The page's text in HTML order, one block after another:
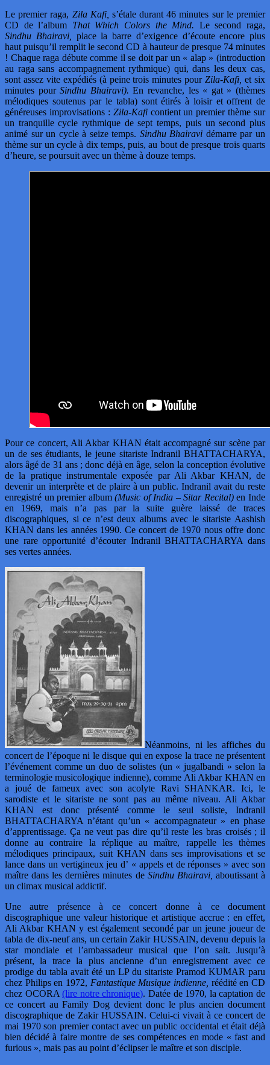
Le premier raga, Zila Kafi, s’étale durant 46 minutes sur le premier
CD de l’album That Which Colors the Mind. Le second raga,
Sindhu Bhairavi,
place la barre d’exigence d’écoute encore plus
haut puisqu’il remplit le second CD à hauteur de presque 74 minutes
! Chaque raga débute comme il se doit par un « alap » (introduction
au raga sans accompagnement rythmique) qui, dans les deux cas,
sont assez vite expédiés (à peine trois minutes pourZila-Kafi, et six
minutes pourSindhu Bhairavi). En revanche, les « gat » (thèmes
mélodiques soutenus par le tabla) sont étirés à loisir et offrent de
généreuses improvisations : Zila-Kaficontient un premier thème sur
un tranquille cycle rythmique de sept temps, puis un second plus
animé sur un cycle à seize temps. Sindhu Bhairavi démarre par un
thème sur un cycle à dix temps, puis, au bout de presque trois quarts
d’heure, se poursuit avec un thème à douze temps.
Pour ce concert, Ali Akbar KHAN était accompagné sur scène par
un de ses étudiants, le jeune sitariste Indranil BHATTACHARYA,
alors âgé de 31 ans ; donc déjà en âge, selon la conception évolutive
de la pratique instrumentale exposée par Ali Akbar KHAN, de
devenir un interprète et de plaire à un public. Indranil avait du reste
enregistré un premier album(Music of India – Sitar Recital)en Inde
en 1969, mais n’a pas par la suite guère laissé de traces
discographiques, si ce n’est deux albums avec le sitariste Aashish
KHAN dans les années 1990. Ce concert de 1970 nous offre donc
une rare opportunité d’écouter Indranil BHATTACHARYA dans
ses vertes années.
Néanmoins, ni les affiches du
concert de l’époque ni le disque qui en expose la trace ne présentent
l’événement comme un duo de solistes (un « jugalbandi » selon la
terminologie musicologique indienne), comme Ali Akbar KHAN en
a joué de fameux avec son acolyte Ravi SHANKAR. Ici, le
sarodiste et le sitariste ne sont pas au même niveau. Ali Akbar
KHAN est donc présenté comme le seul soliste, Indranil
BHATTACHARYA n’étant qu’un « accompagnateur » en phase
d’apprentissage. Ça ne veut pas dire qu’il reste les bras croisés ; il
donne au contraire la réplique au maître, rappelle les thèmes
mélodiques principaux, suit KHAN dans ses improvisations et se
lance dans un vertigineux jeu d’ « appels et de réponses » avec son
maître dans les dernières minutes de Sindhu Bhairavi, aboutissant à
un climax musical addictif.
Une autre présence à ce concert donne à ce document
discographique une valeur historique et artistique accrue : en effet,
Ali Akbar KHAN y est également secondé par un jeune joueur de
tabla de dix-neuf ans, un certain Zakir HUSSAIN, devenu depuis la
star mondiale et l’ambassadeur musical que l’on sait. Jusqu’à
présent, la trace la plus ancienne d’un enregistrement avec ce
prodige du tabla avait été un LP du sitariste Pramod KUMAR paru
chez Philips en 1972, Fantastique Musique indienne, réédité en CD
chez OCORA(lire notre chronique). Datée de 1970, la captation de
ce concert au Family Dog devient donc le plus ancien document
discographique de Zakir HUSSAIN. Celui-ci vivait à ce concert de
mai 1970 son premier contact avec un public occidental et était déjà
bien décidé à faire montre de ses compétences en mode « fast and
furious », mais pas au point d’éclipser le maître et son disciple.